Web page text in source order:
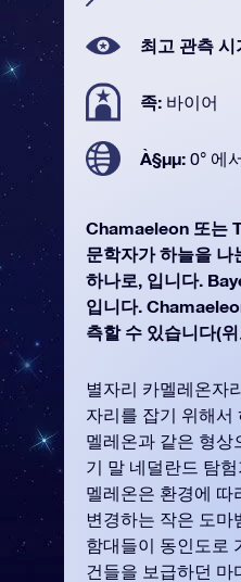
최고 관측 시
족: 바이어
À§µµ: 0° 에
Chamaeleon 또는
문학자가 하늘을 나
하나로, 입니다.
입니다.
측할 수 있습니다(
별자리 카멜레온자
자리를 잡기 위해서
멜레온과 같은 형상
기 말 네덜란드 탐
멜레온은 환경에 따
변경하는 작은 도마
함대들이 동인도로
건들을 보급하던 마